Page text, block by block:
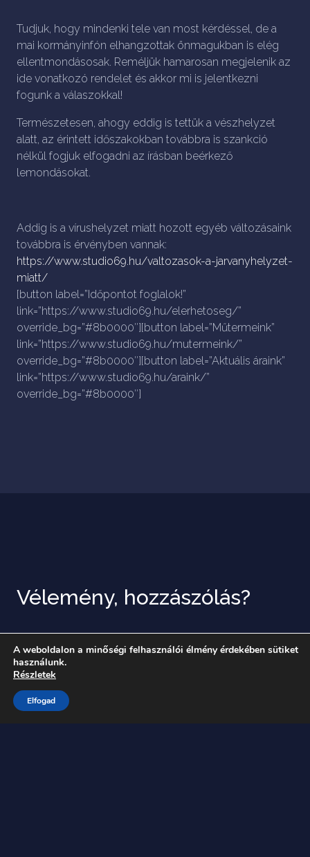
Tudjuk, hogy mindenki tele van most kérdéssel, de a
mai kormányinfón elhangzottak önmagukban is elég
ellentmondásosak. Reméljük hamarosan megjelenik az
ide vonatkozó rendelet és akkor mi is jelentkezni
fogunk a válaszokkal!
Természetesen, ahogy eddig is tettük a vészhelyzet
alatt, az érintett időszakokban továbbra is szankció
nélkül fogjuk elfogadni az írásban beérkező
lemondásokat.
Addig is a vírushelyzet miatt hozott egyéb változásaink
továbbra is érvényben vannak:
https://www.studio69.hu/valtozasok-a-jarvanyhelyzet-
miatt/
[button label=”Időpontot foglalok!”
link=”https://www.studio69.hu/elerhetoseg/”
override_bg=”#8b0000″][button label=”Műtermeink”
link=”https://www.studio69.hu/mutermeink/”
override_bg=”#8b0000″][button label=”Aktuális áraink”
link=”https://www.studio69.hu/araink/”
override_bg=”#8b0000″]
Vélemény, hozzászólás?
mezőket*karakterrel jelöltük
A weboldalon a minőségi felhasználói élmény érdekében sütiket
használunk.
Részletek
Elfogad